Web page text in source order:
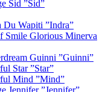
Sid ”Sid”
Du Wapiti ”Indra”
Smile Glorious Minerva
Guinni ”Guinni”
Star ”Star”
Mind ”Mind”
Jennifer ”Jennifer”